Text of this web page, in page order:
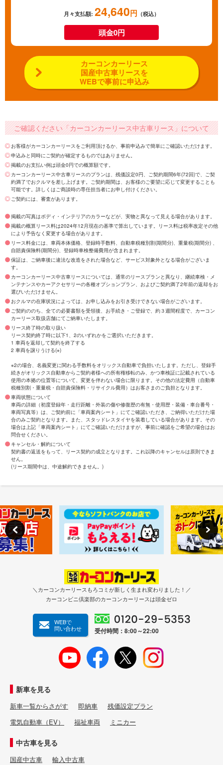
月々支払額: 24,640円 （税込）
頭金0円
カーコンカーリース
国産中古車リースを
WEBで事前に申込み
ご確認ください「カーコンカーリース中古車リース」について
お客様がカーコンカーリースをご利用頂けるか、事前申込みで簡単にご確認いただけます。
申込みと同時にご契約が確定するものではありません。
掲載のお支払い例は頭金0円での概算額です。
カーコンカーリース中古車リースのプランは、残価設定0円、ご契約期間6年(72回)で、ご契
約満了でおクルマを差し上げます。ご契約期間は、お客様のご要望に応じて変更することも
可能です。詳しくはご商談時の専任担当者にお申し付けください。
ご契約には、審査があります。
掲載の写真はボディ・インテリアのカラーなどが、実物と異なって見える場合があります。
掲載の概算リース料は2024年12月現在の基準で算出しています。リース料は税率改定その他
により予告なく変更する場合があります。
リース料金には、車両本体価格、登録時手数料、自動車税種別割(期間分)、重量税(期間分) 、
自賠責保険料(期間分)、登録時車検整備費用が含まれます。
保証は、ご納車後に違法な改造をされた場合など、サービス対象外となる場合がございま
す。
カーコンカーリース中古車リースについては、通常のリースプランと異なり、継続車検・メ
ンテナンスやカーアクセサリーの各種オプションプラン、およびご契約満了2年前の返却をお
選びいただけません。
おクルマの在庫状況によっては、お申し込みをお引き受けできない場合がございます。
ご契約ののち、全ての必要書類を受領後、お手続き・ご登録で、約３週間程度で、カーコン
カーリース取扱店舗にてご納車いたします。
リース終了時の取り扱い
リース契約終了時に以下1、2のいずれかをご選択いただきます。
1 車両を返却して契約を終了する
2 車両を譲りうける(※)
※2の場合、名義変更に関わる手数料をオリックス自動車で負担いたします。ただし、登録手
続きがオリックス自動車からご契約者様への所有権移転のみ、かつ車検証に記載されている
使用の本拠の位置等について、変更を伴わない場合に限ります。その他の法定費用（自動車
税種別割・重量税・自賠責保険料・リサイクル費用）はお客さまのご負担となります。
車両状態について
車両の詳細（初度登録年・走行距離・外装の傷や修復歴の有無・使用歴・装備・車台番号・
車両写真等）は、ご契約前に「車両案内シート」にてご確認いただき、ご納得いただけた場
合のみご契約となります。また、スタッドレスタイヤを装着している場合があります。その
場合は上記「車両案内シート」にてご確認いただけますが、事前に確認をご希望の場合はお
問合せください。
キャンセル・解約について
契約書の返送をもって、リース契約の成立となります。これ以降のキャンセルは原則できま
せん。
(リース期間中は、中途解約できません。)
＼カーコンカーリースもろコミが新しく生まれ変わりました！／
カーコンビニ倶楽部のカーコンカーリースは頭金ゼロ
WEBで
問い合わせ
受付時間：8:00～22:00
新車を見る
新車一覧からさがす 即納車
残価設定プラン
電気自動車（EV）
福祉車両 ミニカー
中古車を見る
国産中古車 輸入中古車